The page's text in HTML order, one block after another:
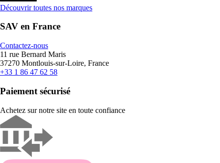
Découvrir toutes nos marques
SAV en France
Contactez-nous
11 rue Bernard Maris
37270 Montlouis-sur-Loire, France
+33 1 86 47 62 58
Paiement sécurisé
Achetez sur notre site en toute confiance